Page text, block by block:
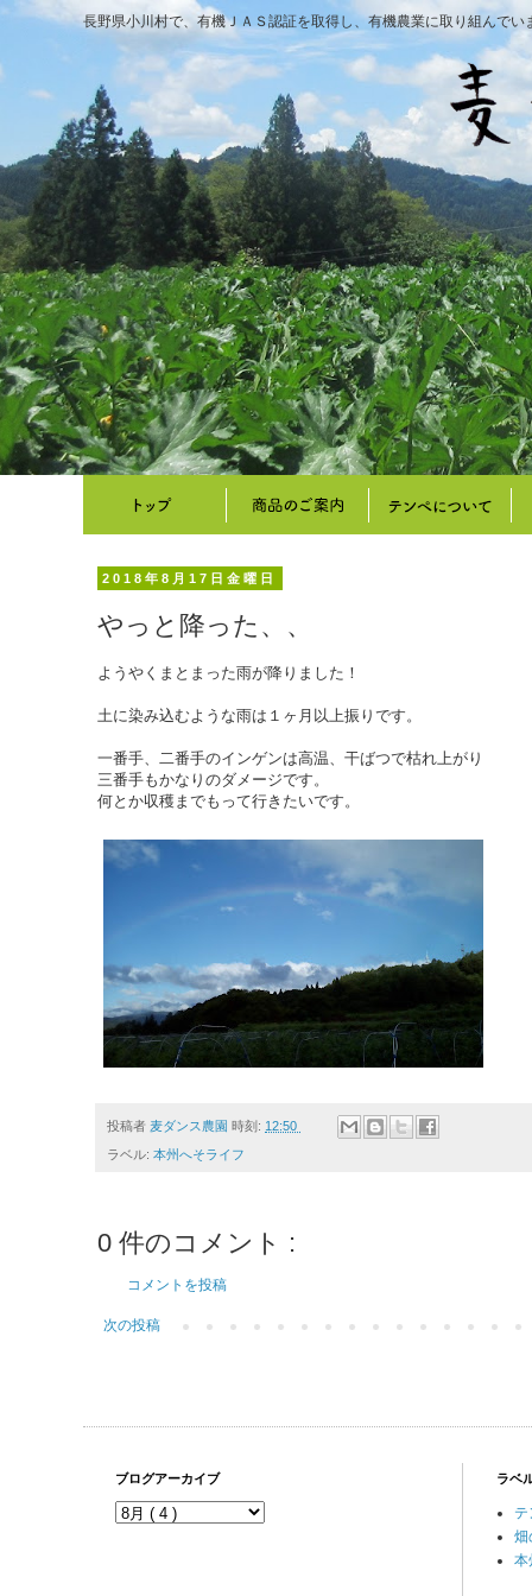
長野県小川村で、有機ＪＡＳ認証を取得し、有機農業に取り組んでい
2018年8月17日金曜日
やっと降った、、
ようやくまとまった雨が降りました！
土に染み込むような雨は１ヶ月以上振りです。
一番手、二番手のインゲンは高温、干ばつで枯れ上がり
三番手もかなりのダメージです。
何とか収穫までもって行きたいです。
投稿者 麦ダンス農園 時刻: 12:50
ラベル: 本州へそライフ
0 件のコメント :
コメントを投稿
次の投稿
ブログアーカイブ ラベ
畑
本